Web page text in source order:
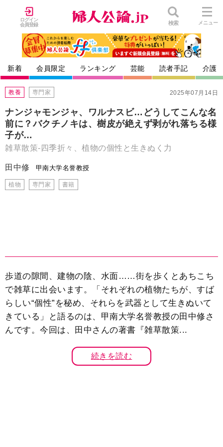
ログイン
会員登録
検索 メニュー
新着 会員限定 ランキング 芸能 読者手記 介護
2025年07月14日
教養 専門家
ナンジャモンジャ、ワルナスビ…どうしてこんな名
前に？バクチノキは、樹皮が絶えず剥がれ落ちる様
子が…
雑草散策-四季折々、植物の個性と生きぬく力
田中修 甲南大学名誉教授
植物 専門家 書籍
歩道の隙間、建物の陰、水面……街を歩くとあちこち
で雑草に出会います。「それぞれの植物たちが、すば
らしい“個性”を秘め、それらを武器として生きぬいて
きている」と語るのは、甲南大学名誉教授の田中修さ
んです。今回は、田中さんの著書『雑草散策...
続きを読む